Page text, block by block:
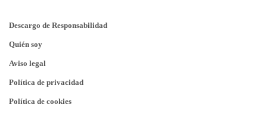
Descargo de Responsabilidad
Quién soy
Aviso legal
Política de privacidad
Política de cookies